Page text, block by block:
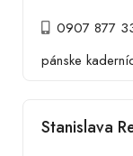
0907 877
pánske
Stanislava